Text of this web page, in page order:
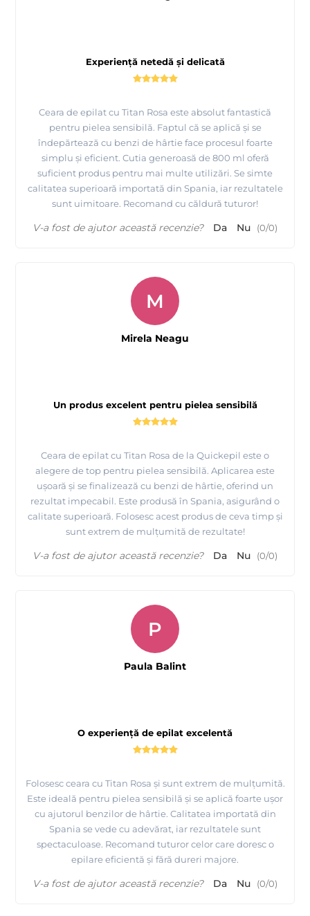
fabricii MAYSTAR COSMETICA Spania si a
Experiență netedă și delicată
Ceara de epilat cu Titan Rosa este absolut fantastică
pentru pielea sensibilă. Faptul că se aplică și se
îndepărtează cu benzi de hârtie face procesul foarte
simplu și eficient. Cutia generoasă de 800 ml oferă
suficient produs pentru mai multe utilizări. Se simte
calitatea superioară importată din Spania, iar rezultatele
sunt uimitoare. Recomand cu căldură tuturor!
V-a fost de ajutor această recenzie? Da Nu (0/0)
Un produs excelent pentru pielea sensibilă
Ceara de epilat cu Titan Rosa de la Quickepil este o
alegere de top pentru pielea sensibilă. Aplicarea este
ușoară și se finalizează cu benzi de hârtie, oferind un
rezultat impecabil. Este produsă în Spania, asigurând o
calitate superioară. Folosesc acest produs de ceva timp și
sunt extrem de mulțumită de rezultate!
M
Mirela Neagu
V-a fost de ajutor această recenzie? Da Nu (0/0)
O experiență de epilat excelentă
Folosesc ceara cu Titan Rosa și sunt extrem de mulțumită.
Este ideală pentru pielea sensibilă și se aplică foarte ușor
cu ajutorul benzilor de hârtie. Calitatea importată din
Spania se vede cu adevărat, iar rezultatele sunt
spectaculoase. Recomand tuturor celor care doresc o
epilare eficientă și fără dureri majore.
P
Paula Balint
V-a fost de ajutor această recenzie? Da Nu (0/0)